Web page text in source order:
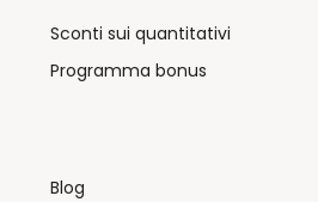
Sconti sui quantitativi
Programma bonus
Blog